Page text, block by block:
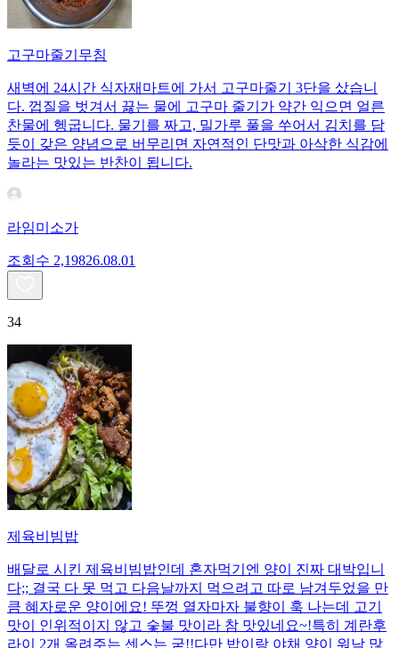
고구마줄기무침
새벽에 24시간 식자재마트에 가서 고구마줄기 3단을 샀습니
다. 껍질을 벗겨서 끓는 물에 고구마 줄기가 약간 익으면 얼른
찬물에 헹굽니다. 물기를 짜고, 밀가루 풀을 쑤어서 김치를 담
듯이 갖은 양념으로 버무리면 자연적인 단맛과 아삭한 식감에
놀라는 맛있는 반찬이 됩니다.
라임미소가
조회수 2,19826.08.01
34
제육비빔밥
배달로 시킨 제육비빔밥인데 혼자먹기엔 양이 진짜 대박입니
다;; 결국 다 못 먹고 다음날까지 먹으려고 따로 남겨두었을 만
큼 혜자로운 양이에요! 뚜껑 열자마자 불향이 훅 나는데 고기
맛이 인위적이지 않고 숯불 맛이라 참 맛있네요~!특히 계란후
라이 2개 올려주는 센스는 굳!! ​다만 밥이랑 야채 양이 워낙 많